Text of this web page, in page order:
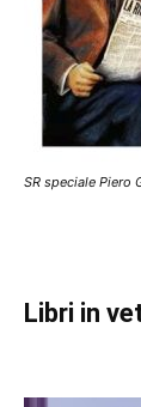
SR speciale Piero
Libri in